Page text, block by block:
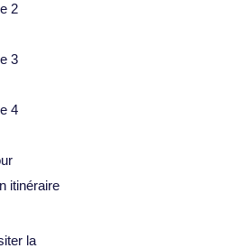
2
3
4
itinéraire
la